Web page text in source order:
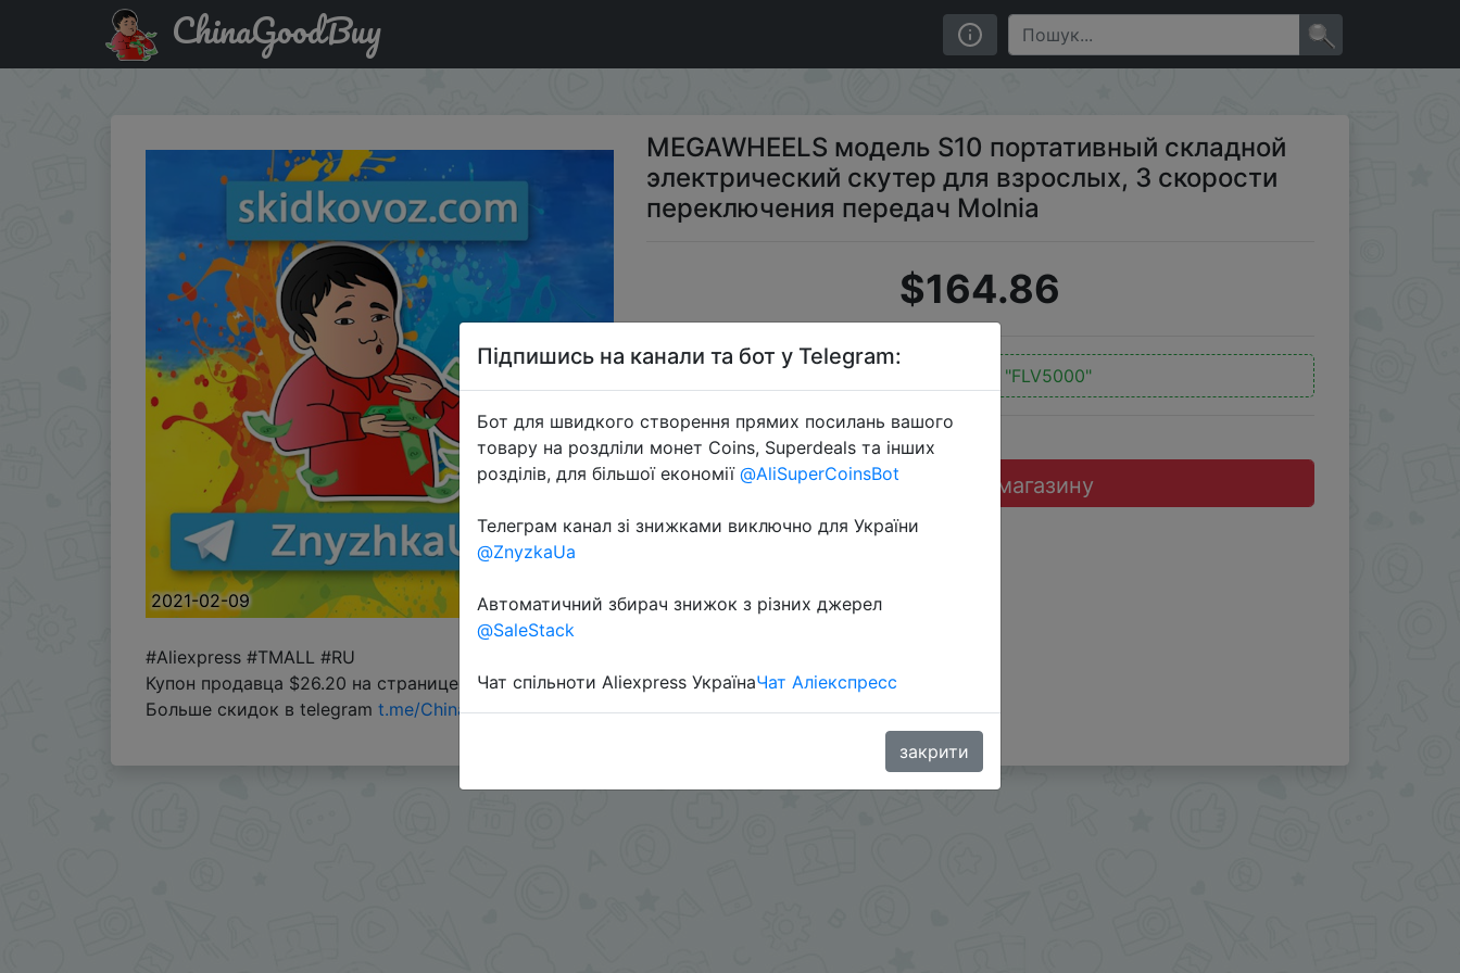
Паридбати з промокодом FLV5000 MEGAWHEELS модель S10 портативный складной электрический скутер для взрослых, 3 скорости переключения передач Molnia
ChinaGoodBuy
2021-02-09
MEGAWHEELS модель S10 портативный складной
электрический скутер для взрослых, 3 скорости
переключения передач Molnia
$164.86
"FLV5000"
Перейти до магазину
#Aliexpress #TMALL #RU
Купон продавца $26.20 на странице товара + промокод.
Больше скидок в telegram t.me/ChinaGoodBuy
Підпишись на канали та бот у Telegram:
Бот для швидкого створення прямих посилань вашого
товару на роздліли монет Coins, Superdeals та інших
розділів, для більшої економії @AliSuperCoinsBot
Телеграм канал зі знижками виключно для України
@ZnyzkaUa
Автоматичний збирач знижок з різних джерел
@SaleStack
Чат спільноти Aliexpress УкраїнаЧат Аліекспресс
закрити